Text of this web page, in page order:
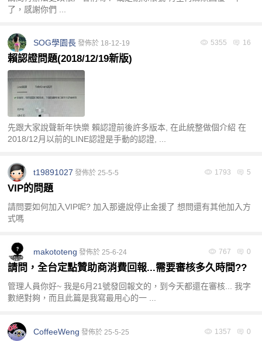
魚
了，感謝你們 ...
5355 16
SOG學園長 發佈於 18-12-19
賴認證問題(2018/12/19新版)
先跟大家說聲新年快樂 賴認證前後許多版本, 在此統整做個介紹 在
2018/12月以前的LINE認證是手動的認證, ...
1793 5
t19891027 發佈於 25-5-5
VIP的問題
請問要如何加入VIP呢? 加入那邊說停止金援了 想問還有其他加入方
式嗎
767 0
makototeng 發佈於 25-6-24
請問，全台定點贊助商消費回報...需要審核多久時間??
管理人員你好~ 我是6月21號發回報文的，到今天都還在審核... 我字
數絕對夠，而且此篇是我寫最用心的一 ...
1357 0
CoffeeWeng 發佈於 25-5-25